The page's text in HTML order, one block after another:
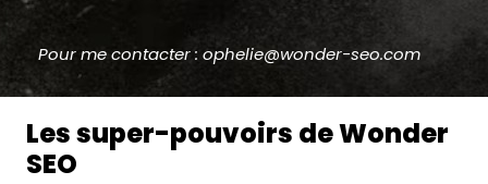
Pour me contacter : ophelie@wonder-seo.com
Les super-pouvoirs de Wonder
SEO